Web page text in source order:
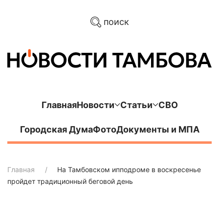
поиск
ГлавнаяНовости Статьи СВО
Городская ДумаФотоДокументы и МПА
Главная
На Тамбовском ипподроме в воскресенье
пройдет традиционный беговой день